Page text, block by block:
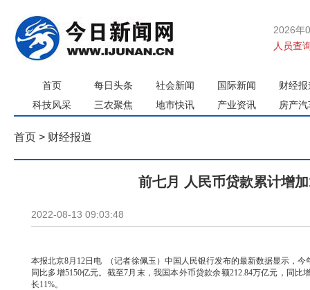
2026年
人员查
首页 每日头条 社会新闻 国际新闻
财经报
科技风采
三农聚焦 地市快讯 产业资讯 房产汽
首页 > 财经报道
前七月 人民币贷款累计增
2022-08-13 09:03:48
本报北京8月12日电 （记者徐佩玉）中国人民银行发布的最新数据显示，
同比多增5150亿元。截至7月末，我国本外币贷款余额212.84万亿元，同比
长11%。